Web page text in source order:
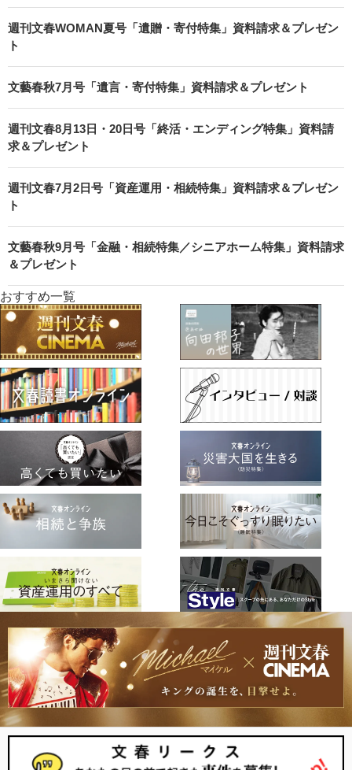
週刊文春WOMAN夏号「遺贈・寄付特集」資料請求＆プレゼン
ト
文藝春秋7月号「遺言・寄付特集」資料請求＆プレゼント
週刊文春8月13日・20日号「終活・エンディング特集」資料請
求＆プレゼント
週刊文春7月2日号「資産運用・相続特集」資料請求＆プレゼン
ト
文藝春秋9月号「金融・相続特集／シニアホーム特集」資料請求
＆プレゼント
おすすめ一覧